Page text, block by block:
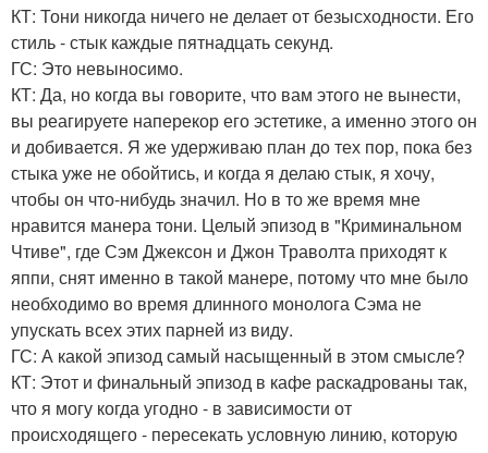
КТ: Тони никогда ничего не делает от безысходности. Его
стиль - стык каждые пятнадцать секунд.
ГС: Это невыносимо.
КТ: Да, но когда вы говорите, что вам этого не вынести,
вы реагируете наперекор его эстетике, а именно этого он
и добивается. Я же удерживаю план до тех пор, пока без
стыка уже не обойтись, и когда я делаю стык, я хочу,
чтобы он что-нибудь значил. Но в то же время мне
нравится манера тони. Целый эпизод в "Криминальном
Чтиве", где Сэм Джексон и Джон Траволта приходят к
яппи, снят именно в такой манере, потому что мне было
необходимо во время длинного монолога Сэма не
упускать всех этих парней из виду.
ГС: А какой эпизод самый насыщенный в этом смысле?
КТ: Этот и финальный эпизод в кафе раскадрованы так,
что я могу когда угодно - в зависимости от
происходящего - пересекать условную линию, которую